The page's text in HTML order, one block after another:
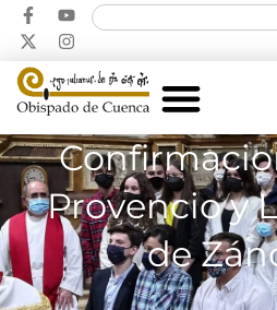
Provencio y
de